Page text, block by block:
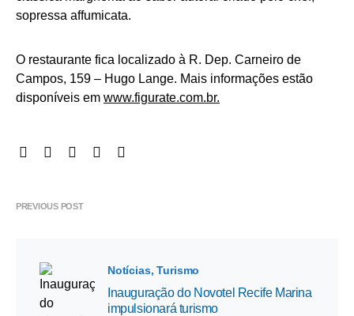
sopressa affumicata.
O restaurante fica localizado à R. Dep. Carneiro de
Campos, 159 – Hugo Lange. Mais informações estão
disponíveis em www.figurate.com.br.
PREVIOUS POST
Notícias Turismo
Inauguração do Novotel Recife Marina
impulsionará turismo